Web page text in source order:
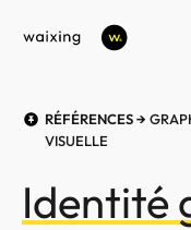
RÉFÉRENCES →
VISUELLE
Identité